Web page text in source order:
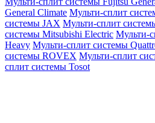
General Climate Мульти-сплит
системы JAX Мульти-сплит
системы Mitsubishi Electric Мульти-
Heavy Мульти-сплит системы
системы ROVEX Мульти-сплит
сплит системы Tosot